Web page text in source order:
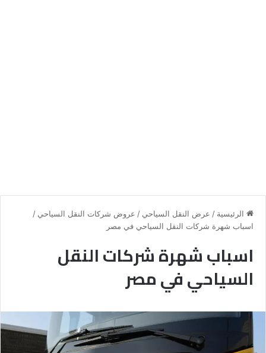
الرئيسية / عرض النقل السياحي / عروض شركات النقل السياحي /
اسباب شهرة شركات النقل السياحي في مصر
اسباب شهرة شركات النقل
السياحي في مصر